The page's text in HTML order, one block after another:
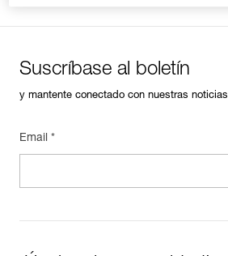
Suscríbase al boletín
y mantente conectado con nuestras noticias
Email *